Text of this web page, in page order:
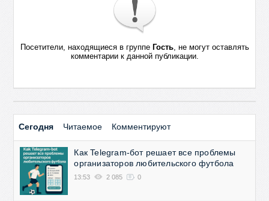
Посетители, находящиеся в группе Гость, не могут оставлять
комментарии к данной публикации.
Сегодня Читаемое Комментируют
Как Telegram-бот решает все проблемы
организаторов любительского футбола
13:53 2 085 0